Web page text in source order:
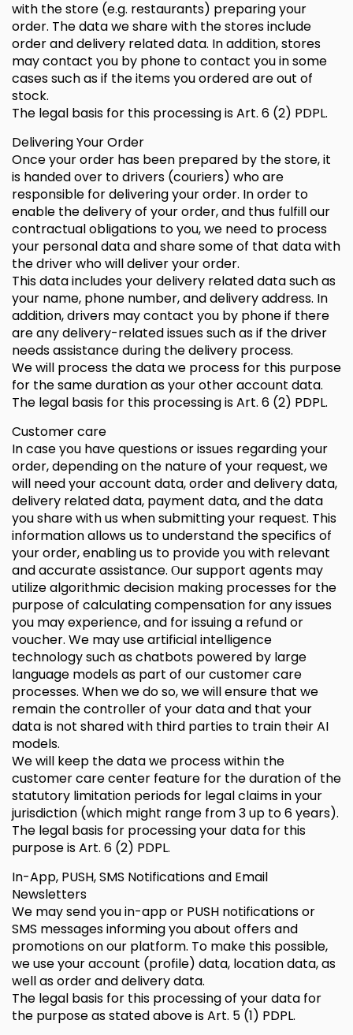
with the store (e.g. restaurants) preparing your
order. The data we share with the stores include
order and delivery related data. In addition, stores
may contact you by phone to contact you in some
cases such as if the items you ordered are out of
stock.
The legal basis for this processing is Art. 6 (2) PDPL.
Delivering Your Order
Once your order has been prepared by the store, it
is handed over to drivers (couriers) who are
responsible for delivering your order. In order to
enable the delivery of your order, and thus fulfill our
contractual obligations to you, we need to process
your personal data and share some of that data with
the driver who will deliver your order.
This data includes your delivery related data such as
your name, phone number, and delivery address. In
addition, drivers may contact you by phone if there
are any delivery-related issues such as if the driver
needs assistance during the delivery process.
We will process the data we process for this purpose
for the same duration as your other account data.
The legal basis for this processing is Art. 6 (2) PDPL.
Customer care
In case you have questions or issues regarding your
order, depending on the nature of your request, we
will need your account data, order and delivery data,
delivery related data, payment data, and the data
you share with us when submitting your request. This
information allows us to understand the specifics of
your order, enabling us to provide you with relevant
and accurate assistance. Оur support agents may
utilize algorithmic decision making processes for the
purpose of calculating compensation for any issues
you may experience, and for issuing a refund or
voucher. We may use artificial intelligence
technology such as chatbots powered by large
language models as part of our customer care
processes. When we do so, we will ensure that we
remain the controller of your data and that your
data is not shared with third parties to train their AI
models.
We will keep the data we process within the
customer care center feature for the duration of the
statutory limitation periods for legal claims in your
jurisdiction (which might range from 3 up to 6 years).
The legal basis for processing your data for this
purpose is Art. 6 (2) PDPL.
In-App, PUSH, SMS Notifications and Email
Newsletters
We may send you in-app or PUSH notifications or
SMS messages informing you about offers and
promotions on our platform. To make this possible,
we use your account (profile) data, location data, as
well as order and delivery data.
The legal basis for this processing of your data for
the purpose as stated above is Art. 5 (1) PDPL.